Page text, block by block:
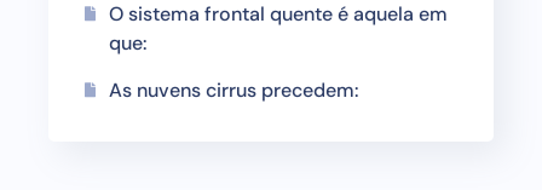
O sistema frontal quente é aquela em
que:
As nuvens cirrus precedem: